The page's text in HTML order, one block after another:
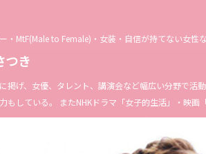
・MtF(Male to Female)・女装・自信が持てない女
つき
掲げ、女優、タレント、講演会など幅広い分野で
もしている。 またNHKドラマ「女子的生活」・映